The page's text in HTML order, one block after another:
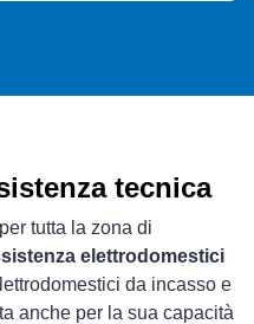
tecnica
tutta la zona di
elettrodomestici
da incasso e
anche per la sua capacità